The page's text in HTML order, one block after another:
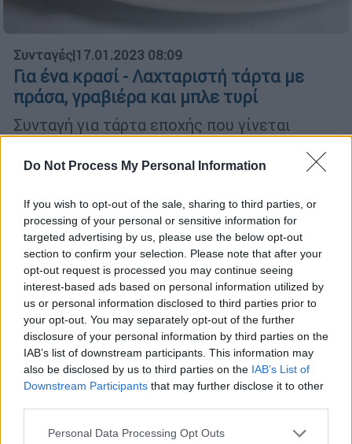
Do Not Process My Personal Information
If you wish to opt-out of the sale, sharing to third parties, or
processing of your personal or sensitive information for
targeted advertising by us, please use the below opt-out
section to confirm your selection. Please note that after your
opt-out request is processed you may continue seeing
interest-based ads based on personal information utilized by
us or personal information disclosed to third parties prior to
your opt-out. You may separately opt-out of the further
disclosure of your personal information by third parties on the
IAB’s list of downstream participants. This information may
also be disclosed by us to third parties on the IAB’s List of
Downstream Participants that may further disclose it to other
Please note that this website/app uses one or more Google
Personal Data Processing Opt Outs
Συνταγές|17.01.2023 08:09
Για ένα κρασί - Λαχταριστή τάρτα με
πράσα, γραβιέρα και μπλε τυρί
Συνταγή για τάρτα εποχής που γίνεται
εύκολα με σφολιάτα του εμπορίου.
Μπορείτε όμως να την απογειώσετε